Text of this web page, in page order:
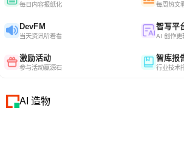
每日内容报纸化 每周热文
DevFM
当天资讯听着看
智写平
AI 创作更
激励活动
参与活动赢源石
智库报
行业技术
AI 造物